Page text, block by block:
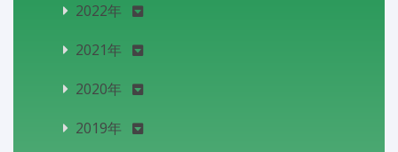
2022年
2021年
2020年
2019年